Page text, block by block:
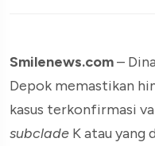
Smilenews.com–
Depok memastikan
kasus terkonfirmasi
subclade K atau yang